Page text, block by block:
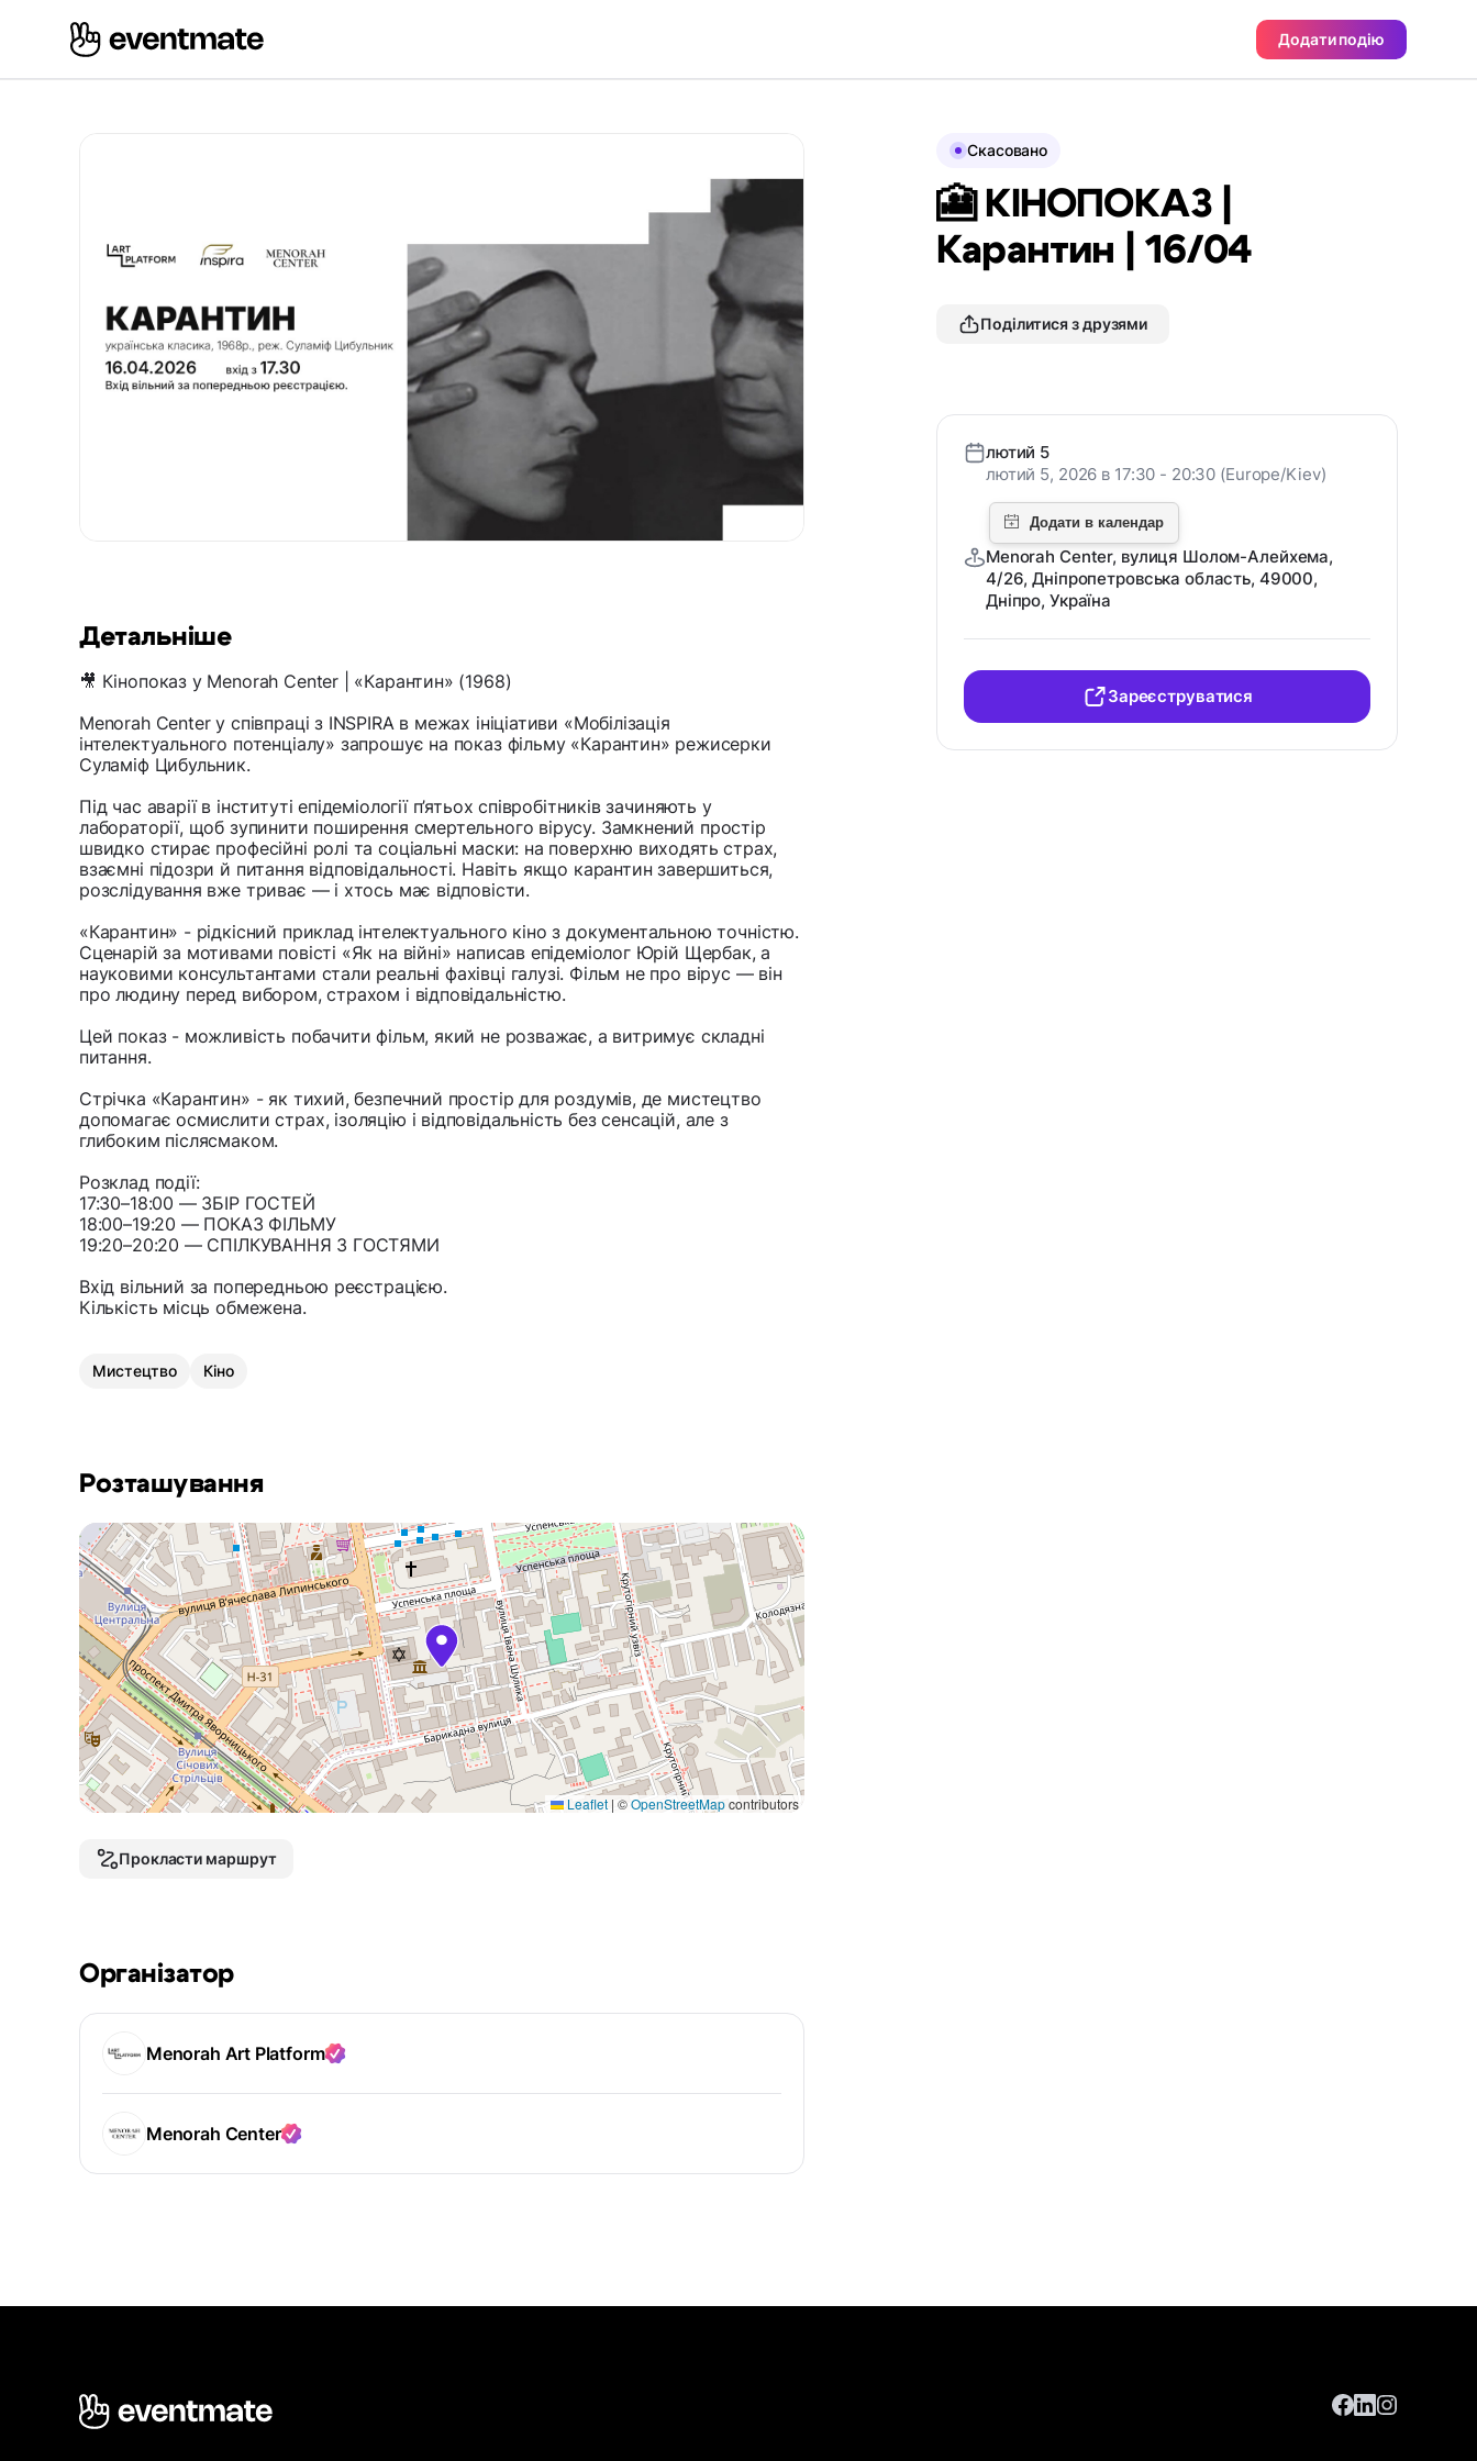
Додати подію
Детальніше
🎥 Кінопоказ у Menorah Center | «Карантин» (1968)
Menorah Center у співпраці з INSPIRA в межах ініціативи «Мобілізація
інтелектуального потенціалу» запрошує на показ фільму «Карантин» режисерки
Суламіф Цибульник.
Під час аварії в інституті епідеміології п’ятьох співробітників зачиняють у
лабораторії, щоб зупинити поширення смертельного вірусу. Замкнений простір
швидко стирає професійні ролі та соціальні маски: на поверхню виходять страх,
взаємні підозри й питання відповідальності. Навіть якщо карантин завершиться,
розслідування вже триває — і хтось має відповісти.
«Карантин» - рідкісний приклад інтелектуального кіно з документальною точністю.
Сценарій за мотивами повісті «Як на війні» написав епідеміолог Юрій Щербак, а
науковими консультантами стали реальні фахівці галузі. Фільм не про вірус — він
про людину перед вибором, страхом і відповідальністю.
Цей показ - можливість побачити фільм, який не розважає, а витримує складні
питання.
Стрічка «Карантин» - як тихий, безпечний простір для роздумів, де мистецтво
допомагає осмислити страх, ізоляцію і відповідальність без сенсацій, але з
глибоким післясмаком.
Розклад події:
17:30–18:00 — ЗБІР ГОСТЕЙ
18:00–19:20 — ПОКАЗ ФІЛЬМУ
19:20–20:20 — СПІЛКУВАННЯ З ГОСТЯМИ
Вхід вільний за попередньою реєстрацією.
Кількість місць обмежена.
Мистецтво Кіно
Розташування
Leaflet | ©OpenStreetMapcontributors
Прокласти маршрут
Організатор
Menorah Art Platform
Menorah Center
Скасовано
🎦 КІНОПОКАЗ |
Карантин | 16/04
Поділитися з друзями
лютий 5
лютий 5, 2026 в 17:30 - 20:30 (Europe/Kiev)
Menorah Center, вулиця Шолом-Алейхема,
4/26, Дніпропетровська область, 49000,
Дніпро, Україна
Зареєструватися